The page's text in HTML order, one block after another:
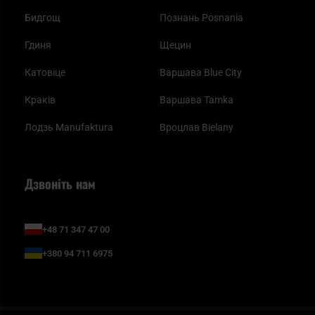
Бидгощ
Гдиня
Катовіце
Краків
Лодзь Manufaktura
Познань Posnania
Щецин
Варшава Blue City
Варшава Tamka
Вроцлав Bielany
Дзвоніть нам
+48 71 347 47 00
+380 94 711 6975